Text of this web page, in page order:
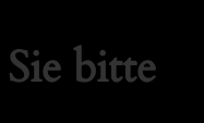
bitte